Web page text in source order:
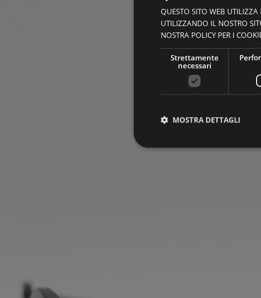
QUESTO SITO WEB
UTILIZZANDO IL NOSTRO
NOSTRA POLICY PER I
Strettamente
necessari
MOSTRA DETTAGLI